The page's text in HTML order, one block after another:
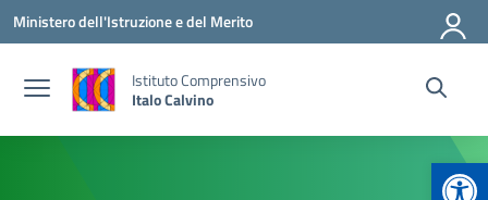
Vai ai contenuti
Vai al menu di navigazione
Vai al footer
Ministero dell'Istruzione e del Merito
Istituto Comprensivo
Italo Calvino